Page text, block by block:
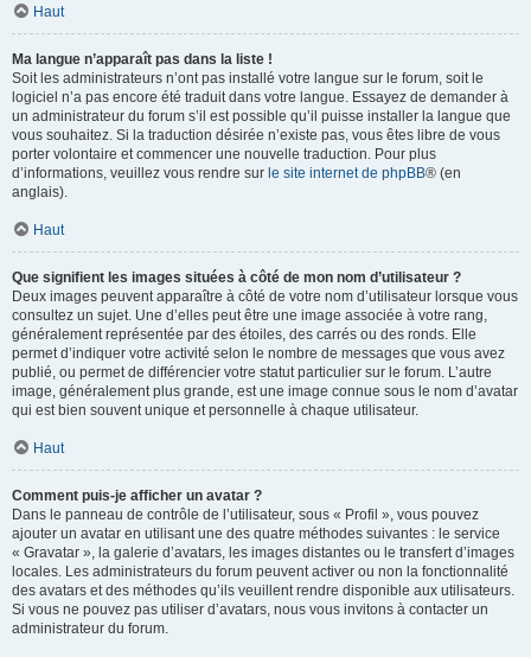
Haut
Ma langue n’apparaît pas dans la liste !
Soit les administrateurs n’ont pas installé votre langue sur le forum, soit le
logiciel n’a pas encore été traduit dans votre langue. Essayez de demander à
un administrateur du forum s’il est possible qu’il puisse installer la langue que
vous souhaitez. Si la traduction désirée n’existe pas, vous êtes libre de vous
porter volontaire et commencer une nouvelle traduction. Pour plus
d’informations, veuillez vous rendre sur le site internet de phpBB® (en
anglais).
Haut
Que signifient les images situées à côté de mon nom d’utilisateur ?
Deux images peuvent apparaître à côté de votre nom d’utilisateur lorsque vous
consultez un sujet. Une d’elles peut être une image associée à votre rang,
généralement représentée par des étoiles, des carrés ou des ronds. Elle
permet d’indiquer votre activité selon le nombre de messages que vous avez
publié, ou permet de différencier votre statut particulier sur le forum. L’autre
image, généralement plus grande, est une image connue sous le nom d’avatar
qui est bien souvent unique et personnelle à chaque utilisateur.
Haut
Comment puis-je afficher un avatar ?
Dans le panneau de contrôle de l’utilisateur, sous « Profil », vous pouvez
ajouter un avatar en utilisant une des quatre méthodes suivantes : le service
« Gravatar », la galerie d’avatars, les images distantes ou le transfert d’images
locales. Les administrateurs du forum peuvent activer ou non la fonctionnalité
des avatars et des méthodes qu’ils veuillent rendre disponible aux utilisateurs.
Si vous ne pouvez pas utiliser d’avatars, nous vous invitons à contacter un
administrateur du forum.